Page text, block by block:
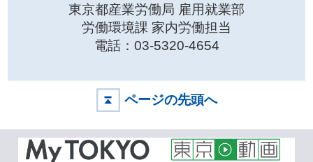
東京都産業労働局 雇用就業部
労働環境課 家内労働担当
電話：03-5320-4654
ページの先頭へ